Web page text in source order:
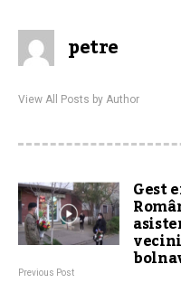
petre
View All Posts by Author
Gest
Previous Post